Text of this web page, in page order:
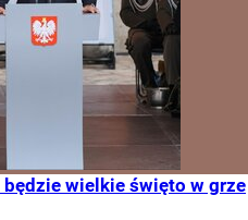
będzie wielkie święto w grze